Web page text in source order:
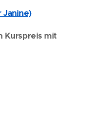
Kurspreis mit